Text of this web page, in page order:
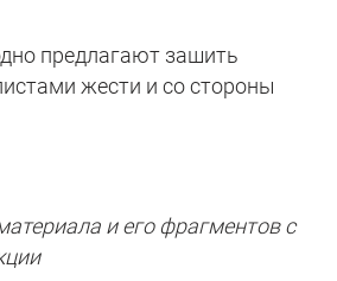
предлагают зашить
жести и со стороны
и его фрагментов с